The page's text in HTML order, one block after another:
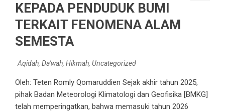
KEPADA PENDUDUK BUMI
TERKAIT FENOMENA ALAM
SEMESTA
Aqidah, Da'wah, Hikmah, Uncategorized
Oleh: Teten Romly Qomaruddien Sejak akhir tahun 2025,
pihak Badan Meteorologi Klimatologi dan Geofisika [BMKG]
telah memperingatkan, bahwa memasuki tahun 2026